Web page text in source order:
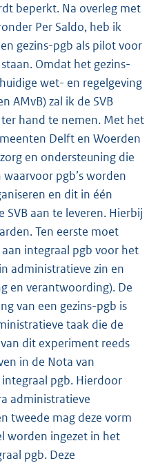
beperkt. Na overleg met
Per Saldo, heb ik
gezins-pgb als pilot voor
Omdat het gezins-
wet- en regelgeving
AMvB) zal ik de SVB
hand te nemen. Met het
Delft en Woerden
en ondersteuning die
pgb’s worden
en dit in één
aan te leveren. Hierbij
Ten eerste moet
integraal pgb voor het
administratieve zin en
en verantwoording). De
van een gezins-pgb is
taak die de
dit experiment reeds
in de Nota van
pgb. Hierdoor
administratieve
tweede mag deze vorm
worden ingezet in het
pgb. Deze